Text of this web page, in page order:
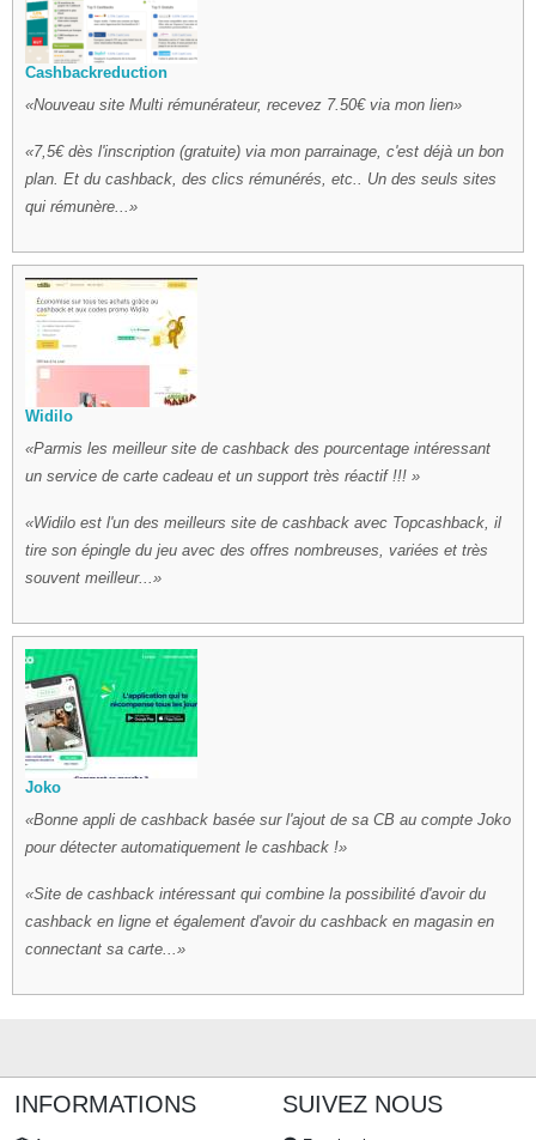
Cashbackreduction
Nouveau site Multi rémunérateur, recevez 7.50€ via mon lien
7,5€ dès l'inscription (gratuite) via mon parrainage, c'est déjà un bon
plan. Et du cashback, des clics rémunérés, etc.. Un des seuls sites
qui rémunère...
Widilo
Parmis les meilleur site de cashback des pourcentage intéressant
un service de carte cadeau et un support très réactif !!!
Widilo est l'un des meilleurs site de cashback avec Topcashback, il
tire son épingle du jeu avec des offres nombreuses, variées et très
souvent meilleur...
Joko
Bonne appli de cashback basée sur l'ajout de sa CB au compte Joko
pour détecter automatiquement le cashback !
Site de cashback intéressant qui combine la possibilité d'avoir du
cashback en ligne et également d'avoir du cashback en magasin en
connectant sa carte...
INFORMATIONS SUIVEZ NOUS